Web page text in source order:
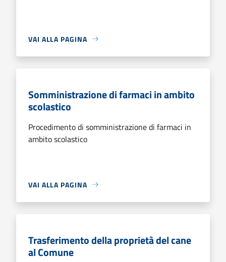
VAI ALLA PAGINA
Somministrazione di farmaci in ambito
scolastico
Procedimento di somministrazione di farmaci in
ambito scolastico
VAI ALLA PAGINA
Trasferimento della proprietà del cane
al Comune